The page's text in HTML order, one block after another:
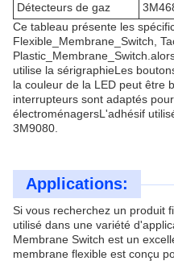
Détecteurs de gaz
Ce tableau présente les
Flexible_Membrane_Switch,
utilise la sérigraphieLes
la couleur de la LED peut être
interrupteurs sont adaptés
électroménagersL'adhésif
3M9080.
Applications:
Si vous recherchez un produit
utilisé dans une variété
Membrane Switch est un
membrane flexible est conçu